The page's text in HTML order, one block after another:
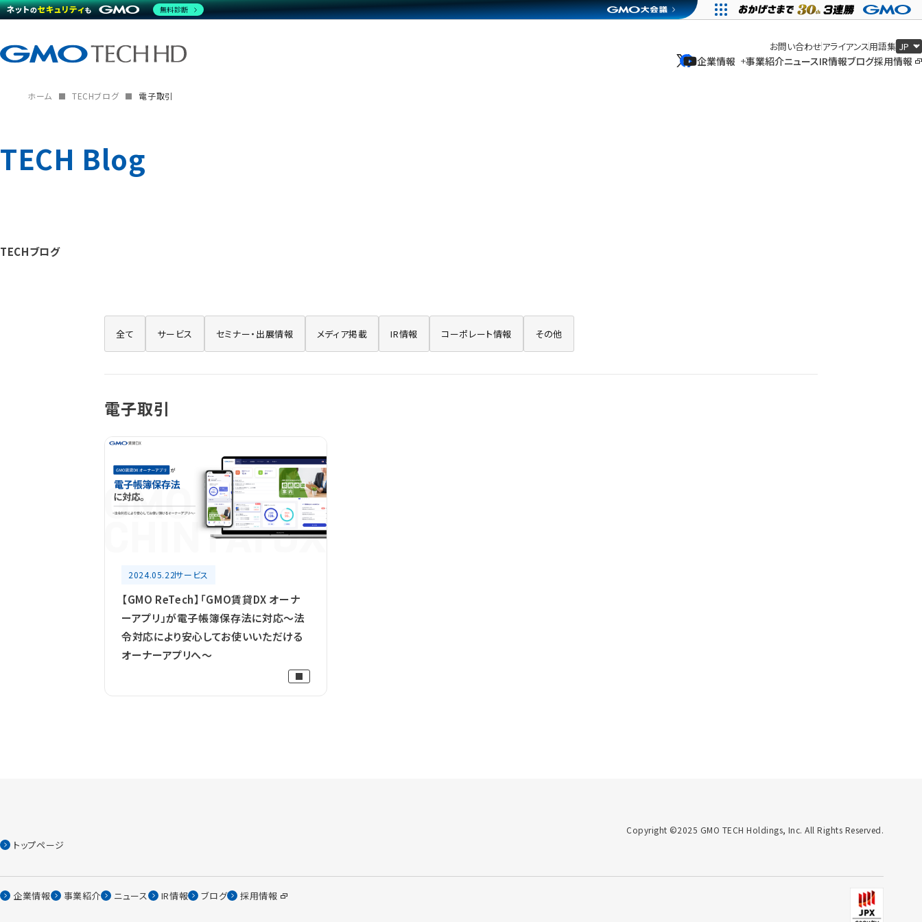
企業情報
企業情報
事業紹介ニュースIR情報ブログ採用情報
お問い合わせアライアンス用語集
ホーム TECHブログ 電子取引
TECH Blog
TECHブログ
全て サービス セミナー・出展情報 メディア掲載 IR情報 コーポレート情報 その他
電子取引
2024.05.22サービス
【GMO ReTech】「GMO賃貸DX オーナ
ーアプリ」が電子帳簿保存法に対応〜法
令対応により安心してお使いいただける
オーナーアプリへ〜
トップページ
企業情報 事業紹介 ニュース IR情報 ブログ 採用情報
Copyright ©2025 GMO TECH Holdings, Inc. All Rights Reserved.
無料診断